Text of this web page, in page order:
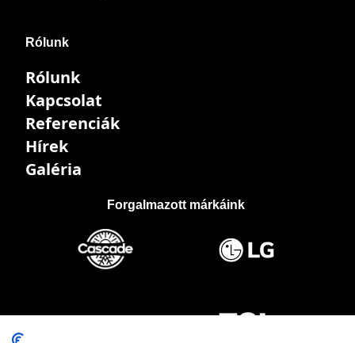
Rólunk
Rólunk
Kapcsolat
Referenciák
Hírek
Galéria
Forgalmazott márkáink